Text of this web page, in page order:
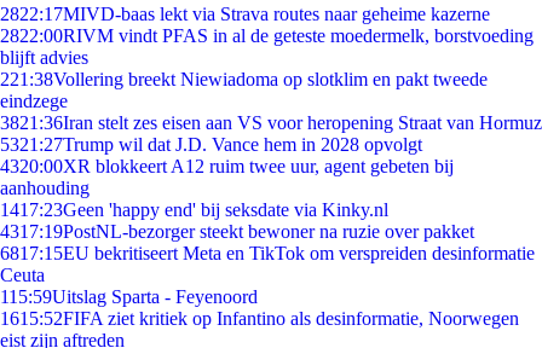
2822:17MIVD-baas lekt via Strava routes naar geheime kazerne
2822:00RIVM vindt PFAS in al de geteste moedermelk, borstvoeding
blijft advies
221:38Vollering breekt Niewiadoma op slotklim en pakt tweede
eindzege
3821:36Iran stelt zes eisen aan VS voor heropening Straat van Hormuz
5321:27Trump wil dat J.D. Vance hem in 2028 opvolgt
4320:00XR blokkeert A12 ruim twee uur, agent gebeten bij
aanhouding
1417:23Geen 'happy end' bij seksdate via Kinky.nl
4317:19PostNL-bezorger steekt bewoner na ruzie over pakket
6817:15EU bekritiseert Meta en TikTok om verspreiden desinformatie
Ceuta
115:59Uitslag Sparta - Feyenoord
1615:52FIFA ziet kritiek op Infantino als desinformatie, Noorwegen
eist zijn aftreden